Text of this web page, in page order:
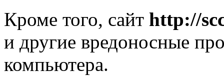
Кроме того, сайт http://
и другие вредоносные
компьютера.